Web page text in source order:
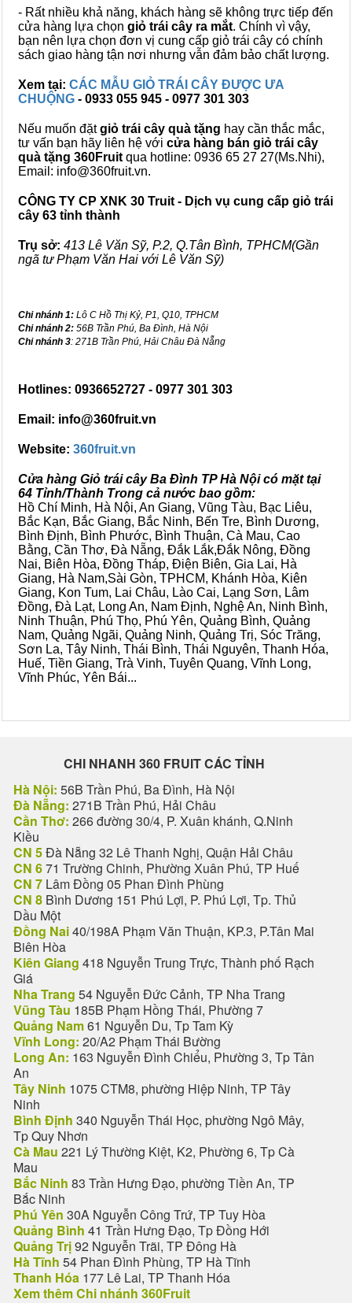
- Rất nhiều khả năng, khách hàng sẽ không trực tiếp đến
cửa hàng lựa chọn giỏ trái cây ra mắt. Chính vì vậy,
bạn nên lựa chọn đơn vị cung cấp giỏ trái cây có chính
sách giao hàng tận nơi nhưng vẫn đảm bảo chất lượng.
Xem tại: CÁC MẪU GIỎ TRÁI CÂY ĐƯỢC ƯA
CHUỘNG - 0933 055 945 - 0977 301 303
Nếu muốn đặtgiỏ trái cây quà tặng hay cần thắc mắc,
tư vấn bạn hãy liên hệ với cửa hàng bán giỏ trái cây
quà tặng 360Fruit qua hotline: 0936 65 27 27(Ms.Nhi),
Email: info@360fruit.vn.
CÔNG TY CP XNK 30 Truit - Dịch vụ cung cấp giỏ trái
cây 63 tỉnh thành
Trụ sở: 413 Lê Văn Sỹ, P.2, Q.Tân Bình, TPHCM(Gần
ngã tư Phạm Văn Hai với Lê Văn Sỹ)
Chi nhánh 1: Lô C Hồ Thị Kỷ, P1, Q10, TPHCM
Chi nhánh 2: 56B Trần Phú, Ba Đình, Hà Nội
Chi nhánh 3: 271B Trần Phú, Hải Châu Đà Nẵng
Hotlines: 0936652727 - 0977 301 303
Email: info@360fruit.vn
Website: 360fruit.vn
Cửa hàng Giỏ trái cây Ba Đình TP Hà Nội có mặt tại
64 Tỉnh/Thành Trong cả nước bao gồm:
Hồ Chí Minh, Hà Nội, An Giang, Vũng Tàu, Bạc Liêu,
Bắc Kạn, Bắc Giang, Bắc Ninh, Bến Tre, Bình Dương,
Bình Định, Bình Phước, Bình Thuận, Cà Mau, Cao
Bằng, Cần Thơ, Đà Nẵng, Đắk Lắk,Đắk Nông, Đồng
Nai, Biên Hòa, Đồng Tháp, Điện Biên, Gia Lai, Hà
Giang, Hà Nam,Sài Gòn, TPHCM, Khánh Hòa, Kiên
Giang, Kon Tum, Lai Châu, Lào Cai, Lạng Sơn, Lâm
Đồng, Đà Lạt, Long An, Nam Định, Nghệ An, Ninh Bình,
Ninh Thuận, Phú Thọ, Phú Yên, Quảng Bình, Quảng
Nam, Quảng Ngãi, Quảng Ninh, Quảng Trị, Sóc Trăng,
Sơn La, Tây Ninh, Thái Bình, Thái Nguyên, Thanh Hóa,
Huế, Tiền Giang, Trà Vinh, Tuyên Quang, Vĩnh Long,
Vĩnh Phúc, Yên Bái...
CHI NHANH 360 FRUIT CÁC TỈNH
Hà Nội: 56B Trần Phú, Ba Đình, Hà Nội
Đà Nẵng: 271B Trần Phú, Hải Châu
Cần Thơ: 266 đường 30/4, P. Xuân khánh, Q.Ninh
Kiều
CN 5Đà Nẵng 32 Lê Thanh Nghị, Quận Hải Châu
CN 671 Trường Chinh, Phường Xuân Phú, TP Huế
CN 7 Lâm Đồng 05 Phan Đình Phùng
CN 8 Bình Dương 151 Phú Lợi, P. Phú Lợi, Tp. Thủ
Dầu Một
Đồng Nai40/198A Phạm Văn Thuận, KP.3, P.Tân Mai
Biên Hòa
Kiên Giang 418 Nguyễn Trung Trực, Thành phố Rạch
Giá
Nha Trang 54 Nguyễn Đức Cảnh, TP Nha Trang
Vũng Tàu 185B Phạm Hồng Thái, Phường 7
Quảng Nam61 Nguyễn Du, Tp Tam Kỳ
Vĩnh Long: 20/A2 Phạm Thái Bường
Long An: 163 Nguyễn Đình Chiểu, Phường 3, Tp Tân
An
Tây Ninh 1075 CTM8, phường Hiệp Ninh, TP Tây
Ninh
Bình Định 340 Nguyễn Thái Học, phường Ngô Mây,
Tp Quy Nhơn
Cà Mau 221 Lý Thường Kiệt, K2, Phường 6, Tp Cà
Mau
Bắc Ninh 83 Trần Hưng Đạo, phường Tiền An, TP
Bắc Ninh
Phú Yên 30A Nguyễn Công Trứ, TP Tuy Hòa
Quảng Bình 41 Trần Hưng Đạo, Tp Đồng Hới
Quảng Trị92 Nguyễn Trãi, TP Đông Hà
Hà Tĩnh 54 Phan Đình Phùng, TP Hà Tĩnh
Thanh Hóa 177 Lê Lai, TP Thanh Hóa
Xem thêm Chi nhánh 360Fruit